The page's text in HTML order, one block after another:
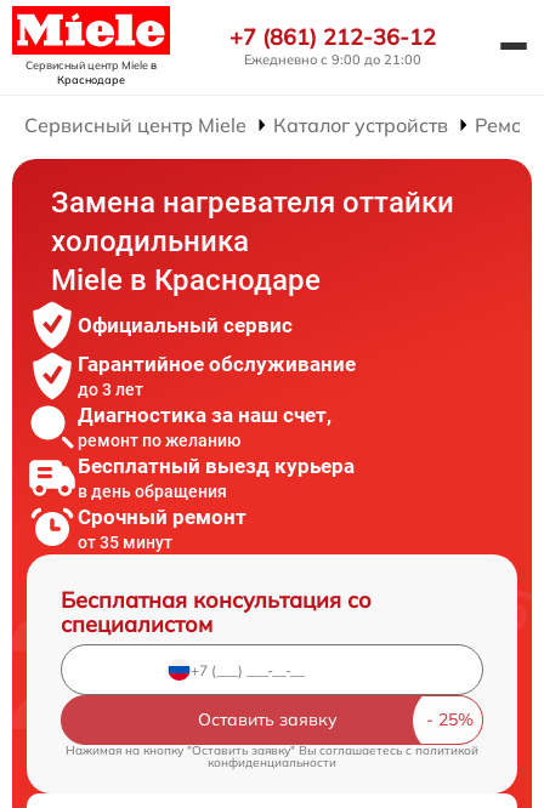
Сервисный центр Mieleв
Краснодаре
+7 (861) 212-36-12
Ежедневно с 9:00 до 21:00
Сервисный центр Miele Каталог устройств
Замена нагревателя оттайки
холодильника
Miele в Краснодаре
Официальный сервис
Гарантийное обслуживание
до 3 лет
Диагностика за наш счет,
ремонт по желанию
Бесплатный выезд курьера
в день обращения
Срочный ремонт
от 35 минут
Бесплатная консультация со
специалистом
Оставить заявку
Нажимая на кнопку "Оставить заявку" Вы соглашаетесь cполитикой
конфиденциальности